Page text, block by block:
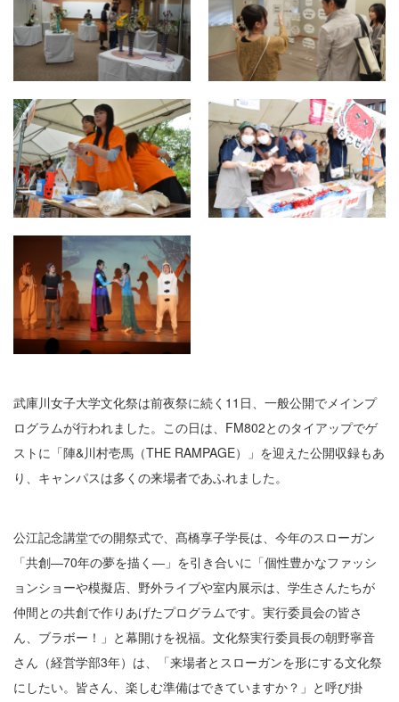
武庫川女子大学文化祭は前夜祭に続く11日、一般公開でメインプ
ログラムが行われました。この日は、FM802とのタイアップでゲ
ストに「陣&川村壱馬（THE RAMPAGE）」を迎えた公開収録もあ
り、キャンパスは多くの来場者であふれました。
公江記念講堂での開祭式で、髙橋享子学長は、今年のスローガン
「共創―70年の夢を描く―」を引き合いに「個性豊かなファッシ
ョンショーや模擬店、野外ライブや室内展示は、学生さんたちが
仲間との共創で作りあげたプログラムです。実行委員会の皆さ
ん、ブラボー！」と幕開けを祝福。文化祭実行委員長の朝野寧音
さん（経営学部3年）は、「来場者とスローガンを形にする文化祭
にしたい。皆さん、楽しむ準備はできていますか？」と呼び掛